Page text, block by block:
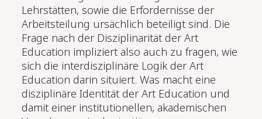
Lehrstätten, sowie die Erfordernisse der
Arbeitsteilung ursächlich beteiligt sind. Die
Frage nach der Disziplinarität der Art
Education impliziert also auch zu fragen, wie
sich die interdisziplinäre Logik der Art
Education darin situiert. Was macht eine
disziplinäre Identität der Art Education und
damit einer institutionellen, akademischen